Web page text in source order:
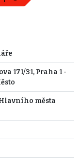
171/31, Praha 1 -
města